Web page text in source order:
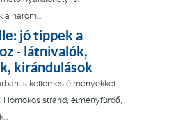
a három...
jó tippek a
- látnivalók,
kirándulások
is kellemes élményekkel
Homokos strand, élményfürdő,